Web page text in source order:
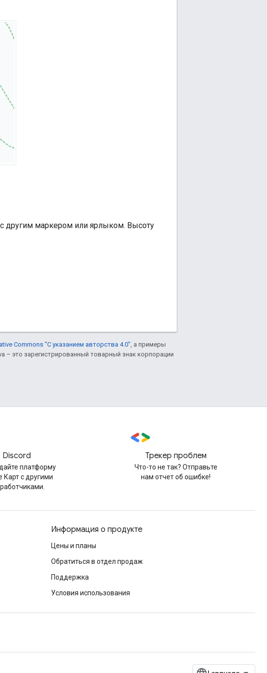
с другим маркером или ярлыком. Высоту
Commons "С указанием авторства 4.0" , а примеры
– это зарегистрированный товарный знак корпорации
Discord
платформу
Карт с другими
Трекер проблем
Что-то не так? Отправьте
нам отчет об ошибке!
Информация о продукте
Цены и планы
Обратиться в отдел продаж
Поддержка
Условия использования